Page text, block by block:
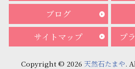
ブログ
サイトマップ
プ
Copyright © 2026 天然石たまや.